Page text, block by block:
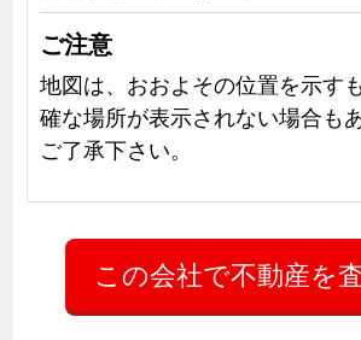
ご注意
地図は、おおよその位置を示す
確な場所が表示されない場合も
ご了承下さい。